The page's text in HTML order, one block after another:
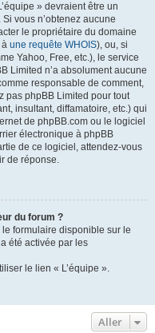
» devraient être un
vous n’obtenez aucune
le propriétaire du domaine
à une requête WHOIS), ou, si
Yahoo, Free, etc.), le service
Limited n’a absolument aucune
responsable de comment,
pas phpBB Limited pour tout
insultant, diffamatoire, etc.) qui
de phpBB.com ou le logiciel
électronique à phpBB
de ce logiciel, attendez-vous
de réponse.
du forum ?
formulaire disponible sur le
été activée par les
le lien « L’équipe ».
Aller